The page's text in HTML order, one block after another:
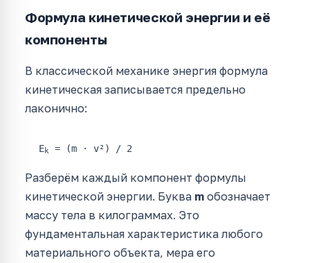
Формула кинетической энергии и её
компоненты
В классической механике энергия формула
кинетическая записывается предельно
лаконично:
Ek = (m · v²) / 2
Разберём каждый компонент формулы
кинетической энергии. Буква m обозначает
массу тела в килограммах. Это
фундаментальная характеристика любого
материального объекта, мера его